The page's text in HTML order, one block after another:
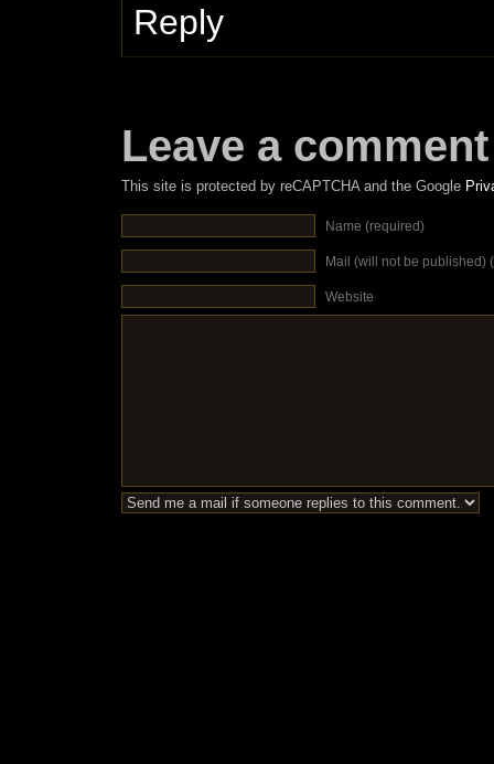
Reply
Leave a comment
This site is protected by reCAPTCHA and the Google
Name (required)
Mail (will not be published)
Website